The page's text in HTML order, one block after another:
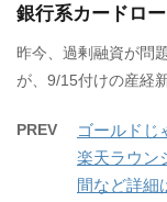
銀行系カードロ
昨今、過剰融資が問
が、9/15付けの産経新
PREV
ゴールドじ
楽天ラウン
間など詳細